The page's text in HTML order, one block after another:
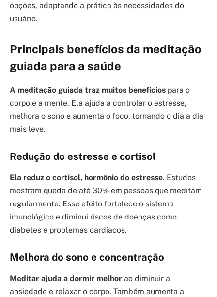
opções, adaptando a prática às necessidades do
usuário.
Principais benefícios da meditação
guiada para a saúde
A meditação guiada traz muitos benefícios para o
corpo e a mente. Ela ajuda a controlar o estresse,
melhora o sono e aumenta o foco, tornando o dia a dia
mais leve.
Redução do estresse e cortisol
Ela reduz o cortisol, hormônio do estresse. Estudos
mostram queda de até 30% em pessoas que meditam
regularmente. Esse efeito fortalece o sistema
imunológico e diminui riscos de doenças como
diabetes e problemas cardíacos.
Melhora do sono e concentração
Meditar ajuda a dormir melhor ao diminuir a
ansiedade e relaxar o corpo. Também aumenta a